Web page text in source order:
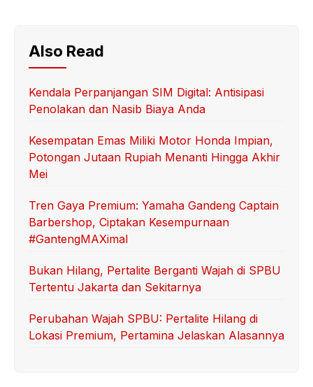
Also Read
Kendala Perpanjangan SIM Digital: Antisipasi
Penolakan dan Nasib Biaya Anda
Kesempatan Emas Miliki Motor Honda Impian,
Potongan Jutaan Rupiah Menanti Hingga Akhir
Mei
Tren Gaya Premium: Yamaha Gandeng Captain
Barbershop, Ciptakan Kesempurnaan
#GantengMAXimal
Bukan Hilang, Pertalite Berganti Wajah di SPBU
Tertentu Jakarta dan Sekitarnya
Perubahan Wajah SPBU: Pertalite Hilang di
Lokasi Premium, Pertamina Jelaskan Alasannya